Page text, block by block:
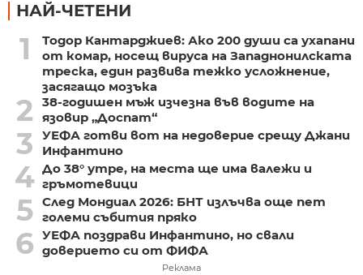
НАЙ-ЧЕТЕНИ
1
Тодор Кантарджиев: Ако 200 души са ухапани
от комар, носещ вируса на Западнонилската
треска, един развива тежко усложнение,
засягащо мозъка
2
38-годишен мъж изчезна във водите на
язовир „Доспат“
3
УЕФА готви вот на недоверие срещу Джани
Инфантино
4 До 38° утре, на места ще има валежи и
гръмотевици
5 След Мондиал 2026: БНТ излъчва още пет
големи събития пряко
6 УЕФА поздрави Инфантино, но свали
доверието си от ФИФА
Реклама